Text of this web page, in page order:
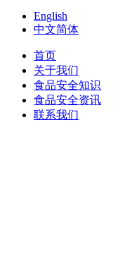
English
中文简体
首页
关于我们
食品安全知识
食品安全资讯
联系我们